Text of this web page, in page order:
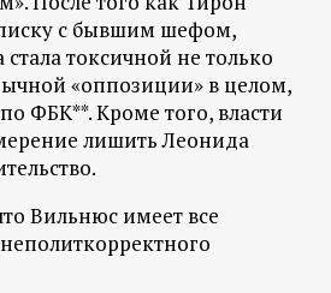
с бывшим шефом,
токсичной не только
«оппозиции» в целом,
ФБК**. Кроме того, власти
лишить Леонида
Вильнюс имеет все